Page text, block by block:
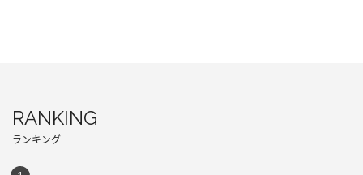
RANKING
ランキング